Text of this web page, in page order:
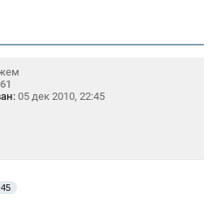
05 дек 2010, 22:45